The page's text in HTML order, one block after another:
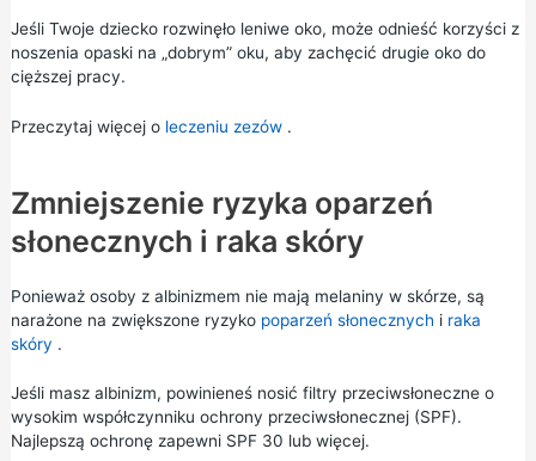
Jeśli Twoje dziecko rozwinęło leniwe oko, może odnieść korzyści z
noszenia opaski na „dobrym” oku, aby zachęcić drugie oko do
cięższej pracy.
Przeczytaj więcej o leczeniu zezów.
Zmniejszenie ryzyka oparzeń
słonecznych i raka skóry
Ponieważ osoby z albinizmem nie mają melaniny w skórze, są
narażone na zwiększone ryzyko poparzeń słonecznych i raka
skóry .
Jeśli masz albinizm, powinieneś nosić filtry przeciwsłoneczne o
wysokim współczynniku ochrony przeciwsłonecznej (SPF).
Najlepszą ochronę zapewni SPF 30 lub więcej.